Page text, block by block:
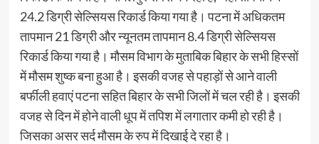
24.2 डिग्री सेल्सियस रिकार्ड किया गया है। पटना में अधिकतम
तापमान 21 डिग्री और न्यूनतम तापमान 8.4 डिग्री सेल्सियस
रिकार्ड किया गया है। मौसम विभाग के मुताबिक बिहार के सभी हिस्सों
में मौसम शुष्क बना हुआ है। इसकी वजह से पहाड़ों से आने वाली
बर्फीली हवाएं पटना सहित बिहार के सभी जिलों में चल रही है। इसकी
वजह से दिन में होने वाली धूप में तपिश में लगातार कमी हो रही है।
जिसका असर सर्द मौसम के रुप में दिखाई दे रहा है।